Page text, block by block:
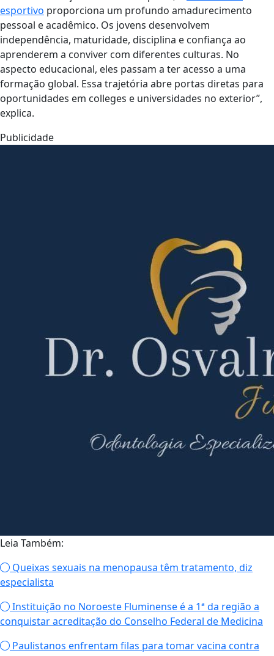
esportivo proporciona um profundo amadurecimento
pessoal e acadêmico. Os jovens desenvolvem
independência, maturidade, disciplina e confiança ao
aprenderem a conviver com diferentes culturas. No
aspecto educacional, eles passam a ter acesso a uma
formação global. Essa trajetória abre portas diretas para
oportunidades em colleges e universidades no exterior”,
explica.
Publicidade
Leia Também:
Queixas sexuais na menopausa têm tratamento, diz
especialista
Instituição no Noroeste Fluminense é a 1ª da região a
conquistar acreditação do Conselho Federal de Medicina
Paulistanos enfrentam filas para tomar vacina contra